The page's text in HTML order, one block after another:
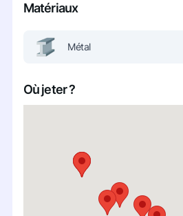
Matériaux
Métal
Où jeter ?